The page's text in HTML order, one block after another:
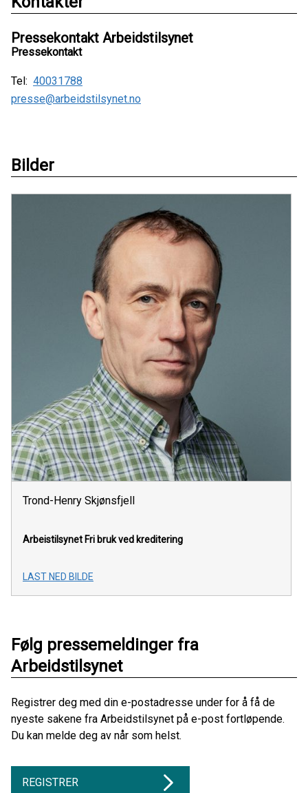
Pressekontakt Arbeidstilsynet
Pressekontakt
Tel: 40031788
presse@arbeidstilsynet.no
Bilder
Trond-Henry Skjønsfjell
Arbeistilsynet Fri bruk ved kreditering
LAST NED BILDE
Følg pressemeldinger fra
Arbeidstilsynet
Registrer deg med din e-postadresse under for å få de
nyeste sakene fra Arbeidstilsynet på e-post fortløpende.
Du kan melde deg av når som helst.
REGISTRER